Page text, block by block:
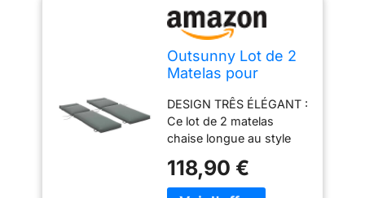
Outsunny Lot de 2
Matelas pour
x 55l cm Gris Foncé
DESIGN TRÊS ÉLÉGANT :
Ce lot de 2 matelas
chaise longue au style
coloris gris anthracite uni
apportera une touche de
118,90 €